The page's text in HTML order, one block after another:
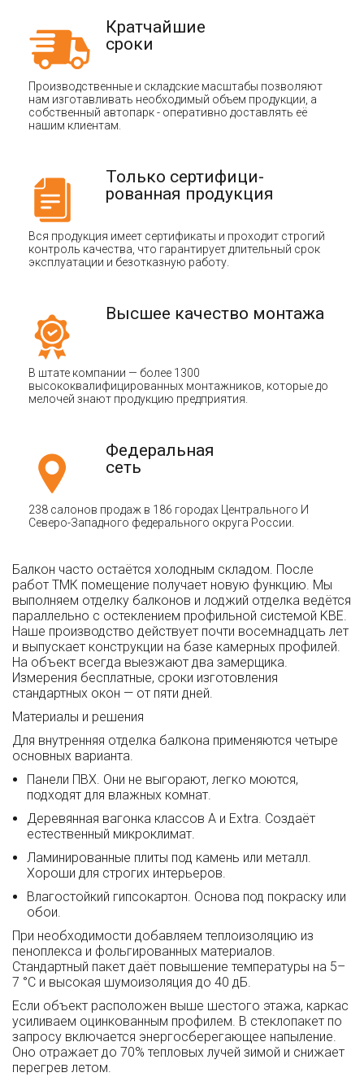
Кратчайшие
сроки
Производственные и складские масштабы позволяют
нам изготавливать необходимый объем продукции, а
собственный автопарк - оперативно доставлять её
нашим клиентам.
Только сертифици-
рованная продукция
Вся продукция имеет сертификаты и проходит строгий
контроль качества, что гарантирует длительный срок
эксплуатации и безотказную работу.
Высшее качество монтажа
В штате компании — более 1300
высококвалифицированных монтажников, которые до
мелочей знают продукцию предприятия.
Федеральная
сеть
238 салонов продаж в 186 городах Центрального И
Северо-Западного федерального округа России.
Балкон часто остаётся холодным складом. После
работ ТМК помещение получает новую функцию. Мы
выполняем отделку балконов и лоджий отделка ведётся
параллельно с остеклением профильной системой KBE.
Наше производство действует почти восемнадцать лет
и выпускает конструкции на базе камерных профилей.
На объект всегда выезжают два замерщика.
Измерения бесплатные, сроки изготовления
стандартных окон — от пяти дней.
Материалы и решения
Для внутренняя отделка балкона применяются четыре
основных варианта.
Панели ПВХ. Они не выгорают, легко моются,
подходят для влажных комнат.
Деревянная вагонка классов А и Extra. Создаёт
естественный микроклимат.
Ламинированные плиты под камень или металл.
Хороши для строгих интерьеров.
Влагостойкий гипсокартон. Основа под покраску или
обои.
При необходимости добавляем теплоизоляцию из
пеноплекса и фольгированных материалов.
Стандартный пакет даёт повышение температуры на 5–
7 °C и высокая шумоизоляция до 40 дБ.
Если объект расположен выше шестого этажа, каркас
усиливаем оцинкованным профилем. В стеклопакет по
запросу включается энергосберегающее напыление.
Оно отражает до 70% тепловых лучей зимой и снижает
перегрев летом.